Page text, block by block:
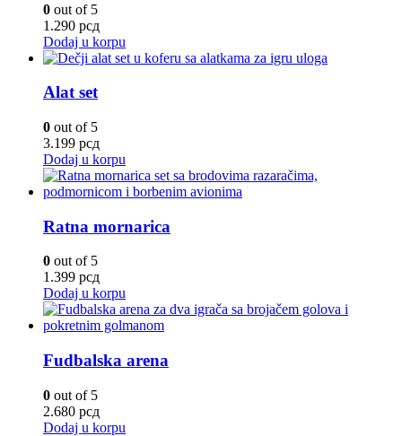
0 out of 5
1.290 рсд
Dodaj u korpu
Alat set
0 out of 5
3.199 рсд
Dodaj u korpu
Ratna mornarica
0 out of 5
1.399 рсд
Dodaj u korpu
Fudbalska arena
0 out of 5
2.680 рсд
Dodaj u korpu